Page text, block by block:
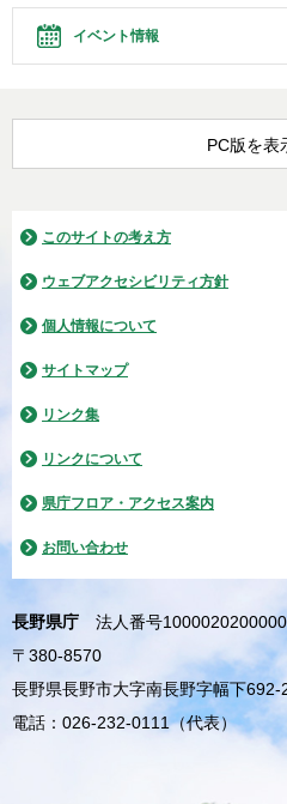
イベント情報
PC版を表
このサイトの考え方
ウェブアクセシビリティ方針
個人情報について
サイトマップ
リンク集
リンクについて
県庁フロア・アクセス案内
お問い合わせ
長野県庁
法人番号1000020200000
〒380-8570
長野県長野市大字南長野字幅下
電話：026-232-0111（代表）